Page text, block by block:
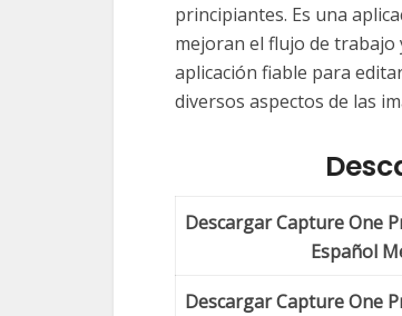
principiantes. Es una
mejoran el flujo de trabajo
aplicación fiable para
diversos aspectos de las
Descargar Capture One
Español
Descargar Capture One